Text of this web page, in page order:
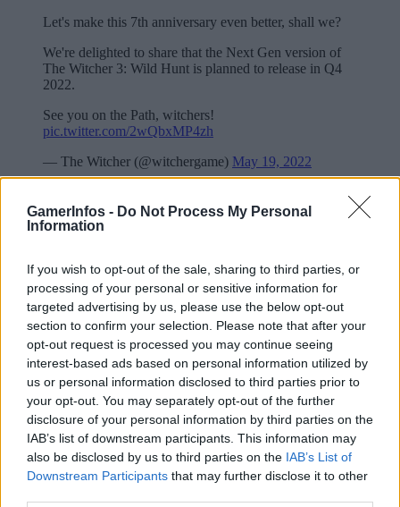
GamerInfos - Do Not Process My Personal
Information
If you wish to opt-out of the sale, sharing to third parties, or
processing of your personal or sensitive information for
targeted advertising by us, please use the below opt-out
section to confirm your selection. Please note that after your
opt-out request is processed you may continue seeing
interest-based ads based on personal information utilized by
us or personal information disclosed to third parties prior to
your opt-out. You may separately opt-out of the further
disclosure of your personal information by third parties on the
IAB’s list of downstream participants. This information may
also be disclosed by us to third parties on the IAB’s List of
Downstream Participants that may further disclose it to other
Let's make this 7th anniversary even better, shall we?
We're delighted to share that the Next Gen version of
The Witcher 3: Wild Hunt is planned to release in Q4
2022.
See you on the Path, witchers!
pic.twitter.com/2wQbxMP4zh
— The Witcher (@witchergame) May 19, 2022
in sein Abenteuer?
Vorheriger Artikel
Arma Reforger – Arma
erscheint endlich auch auf den
Konsolen!
Nächster Artikel
PS5 DualSense Wireless-
Controller bei Amazon im
Angebot